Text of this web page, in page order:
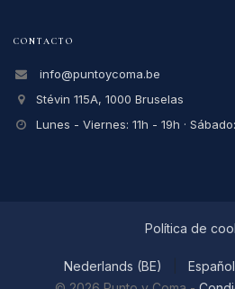
CONTACTO
info@puntoycoma.be
Stévin 115A, 1000 Bruselas
Lunes - Viernes: 11h - 19h ·
Política de
Nederlands (BE) Español